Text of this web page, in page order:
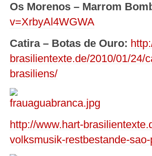
Os Morenos – Marrom
v=XrbyAl4WGWA
Catira – Botas de Ouro:
brasilientexte.de/2010/01/24/
brasiliens/
http://www.hart-
volksmusik-restbestande-